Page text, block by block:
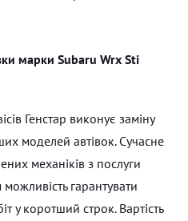
марки Subaru Wrx Sti
Генстар виконує заміну
моделей автівок. Сучасне
механіків з послуги
гарантувати
у коротший строк. Вартість